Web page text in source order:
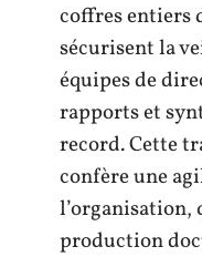
coffres entiers
sécurisent la
équipes de
rapports et
record. Cette
confère une
l’organisation,
production